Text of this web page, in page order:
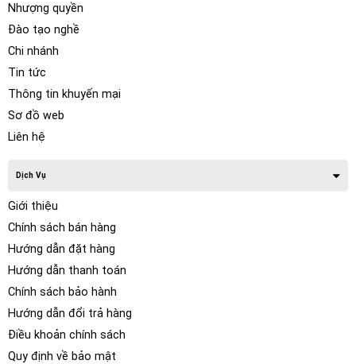
Nhượng quyền
Đào tạo nghề
Chi nhánh
Tin tức
Thông tin khuyến mại
Sơ đồ web
Liên hệ
Dịch Vụ
Giới thiệu
Chính sách bán hàng
Hướng dẫn đặt hàng
Hướng dẫn thanh toán
Chính sách bảo hành
Hướng dẫn đổi trả hàng
Điều khoản chính sách
Quy định về bảo mật